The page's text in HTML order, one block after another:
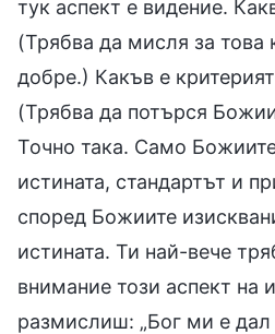
тук аспект е видение.
(Трябва да мисля за това
добре.) Какъв е
(Трябва да потърся
Точно така. Само
истината, стандартът и
според Божиите
истината. Ти най-вече
внимание този аспект на
размислиш: „Бог ми е дал